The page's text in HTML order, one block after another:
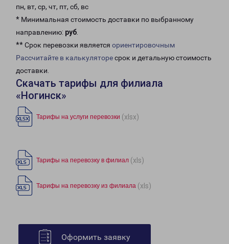
пн, вт, ср, чт, пт, сб, вс
* Минимальная стоимость доставки по выбранному
направлению: руб.
** Срок перевозки является ориентировочным
Рассчитайте в калькуляторесрок и детальную стоимость
доставки.
Скачать тарифы для филиала
«Ногинск»
Тарифы на услуги перевозки (xlsx)
Тарифы на перевозку в филиал (xls)
Тарифы на перевозку из филиала (xls)
Оформить заявку